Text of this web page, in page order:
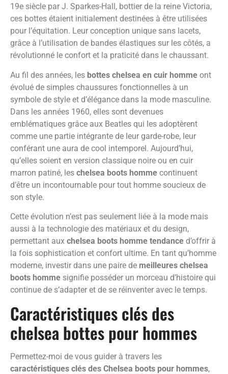
19e siècle par J. Sparkes-Hall, bottier de la reine Victoria,
ces bottes étaient initialement destinées à être utilisées
pour l’équitation. Leur conception unique sans lacets,
grâce à l’utilisation de bandes élastiques sur les côtés, a
révolutionné le confort et la praticité dans le chaussant.
Au fil des années, les bottes chelsea en cuir homme ont
évolué de simples chaussures fonctionnelles à un
symbole de style et d’élégance dans la mode masculine.
Dans les années 1960, elles sont devenues
emblématiques grâce aux Beatles qui les adoptèrent
comme une partie intégrante de leur garde-robe, leur
conférant une aura de cool intemporel. Aujourd’hui,
qu’elles soient en version classique noire ou en cuir
marron patiné, les chelsea boots homme continuent
d’être un incontournable pour tout homme soucieux de
son style.
Cette évolution n’est pas seulement liée à la mode mais
aussi à la technologie des matériaux et du design,
permettant aux chelsea boots homme tendance d’offrir à
la fois sophistication et confort ultime. En tant qu’homme
moderne, investir dans une paire de meilleures chelsea
boots homme signifie posséder un morceau d’histoire qui
continue de s’adapter et de se réinventer avec le temps.
Caractéristiques clés des
chelsea bottes pour hommes
Permettez-moi de vous guider à travers les
caractéristiques clés des Chelsea boots pour hommes,